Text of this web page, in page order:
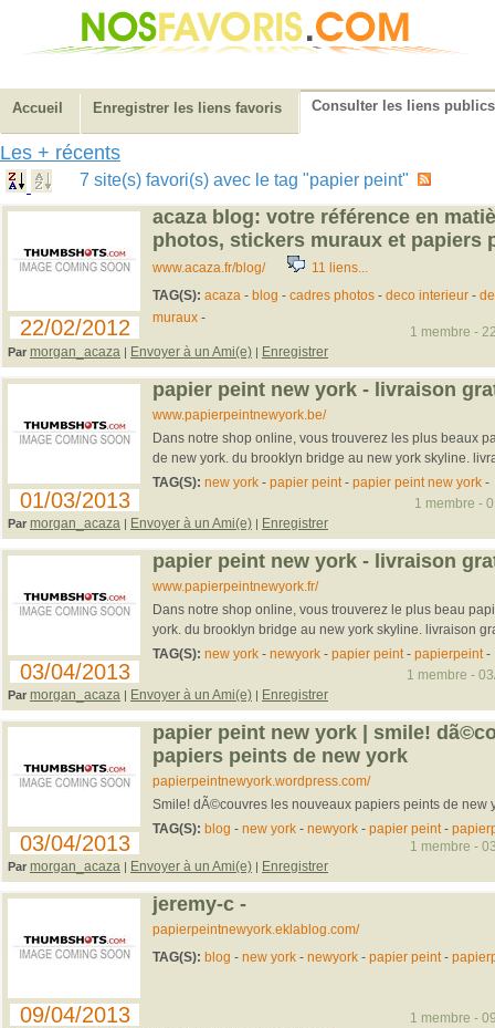
Accueil Enregistrer les liens favoris Consulter les liens publics
Les + récents
7 site(s) favori(s) avec le tag "papier peint"
22/02/2012
acaza blog: votre référence en
photos, stickers muraux et papiers
www.acaza.fr/blog/ 11 liens...
TAG(S): acaza - blog - cadres photos- deco interieur-
muraux-
Par morgan_acaza | Envoyer à un Ami(e) | Enregistrer
1 membre -
01/03/2013
papier peint new york - livraison
www.papierpeintnewyork.be/
Dans notre shop online, vous trouverez les plus beaux
de new york. du brooklyn bridge au new york skyline.
TAG(S): new york- papier peint- papier peint new york-
Par morgan_acaza | Envoyer à un Ami(e) | Enregistrer
1 membre -
03/04/2013
papier peint new york - livraison
www.papierpeintnewyork.fr/
Dans notre shop online, vous trouverez le plus beau
york. du brooklyn bridge au new york skyline. livraison
TAG(S): new york- newyork- papier peint- papierpeint-
Par morgan_acaza | Envoyer à un Ami(e) | Enregistrer
1 membre -
03/04/2013
papier peint new york | smile!
papiers peints de new york
papierpeintnewyork.wordpress.com/
Smile! dÃ©couvres les nouveaux papiers peints de new
TAG(S): blog - new york- newyork- papier peint-
Par morgan_acaza | Envoyer à un Ami(e) | Enregistrer
1 membre -
09/04/2013
jeremy-c -
papierpeintnewyork.eklablog.com/
TAG(S): blog - new york- newyork- papier peint-
1 membre -